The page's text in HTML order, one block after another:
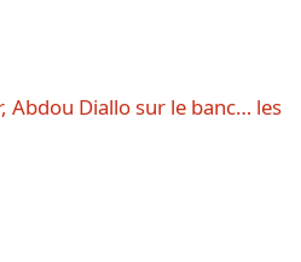
Abdou Diallo sur le banc… les